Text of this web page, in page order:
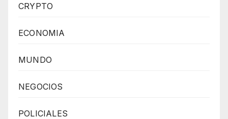
CRYPTO
ECONOMIA
MUNDO
NEGOCIOS
POLICIALES